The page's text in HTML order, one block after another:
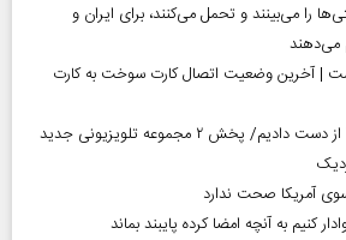
را می‌بینند و تحمل می‌کنند، برای ایران و
می‌دهند
پابرجاست | آخرین وضعیت اتصال کارت سوخت به کارت
هنرمند منحصر‌به‌فردی را از دست دادیم/ پخش ۲ مجموعه تلویزیونی جدید
آمریکا صحت ندارد
کنیم به آنچه امضا کرده پایبند بماند